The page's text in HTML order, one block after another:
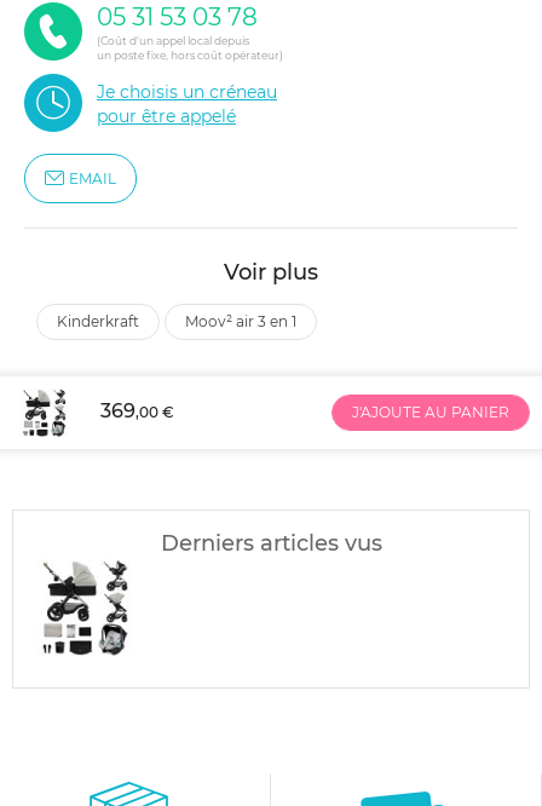
05 31 53 03 78
(Coût d'un appel local depuis
un poste fixe, hors coût opérateur)
Je choisis un créneau
pour être appelé
EMAIL
Voir plus
kinderkraft moov² air 3 en 1
369,00 € J'AJOUTE AU PANIER
Derniers articles vus